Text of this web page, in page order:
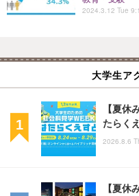
2024.3.12 Tue
大学生ア
【夏休
たらく
2026.8.6
【夏休